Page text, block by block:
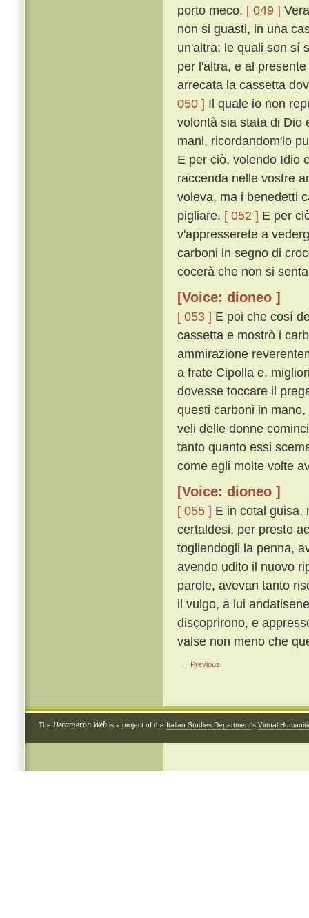
porto meco. [ 049 ]
non si guasti, in una
un'altra; le quali son sí
per l'altra, e al
arrecata la cassetta
050 ] Il quale io non
volontà sia stata di Dio
mani, ricordandom'io
E per ciò, volendo Idio
raccenda nelle vostre
voleva, ma i benedetti
pigliare. [ 052 ] E per
v'appresserete a
carboni in segno di
cocerà che non si
[Voice: dioneo ]
[ 053 ] E poi che cosí
cassetta e mostrò i
ammirazione
a frate Cipolla e,
dovesse toccare il
questi carboni in
veli delle donne
tanto quanto essi
come egli molte volte
[Voice: dioneo ]
[ 055 ] E in cotal guisa,
certaldesi, per presto
togliendogli la penna,
avendo udito il nuovo
parole, avevan tanto
il vulgo, a lui
discoprirono, e
valse non meno che
← Previous
The Decameron Web is a project of the Italian Studies Department's Virtual